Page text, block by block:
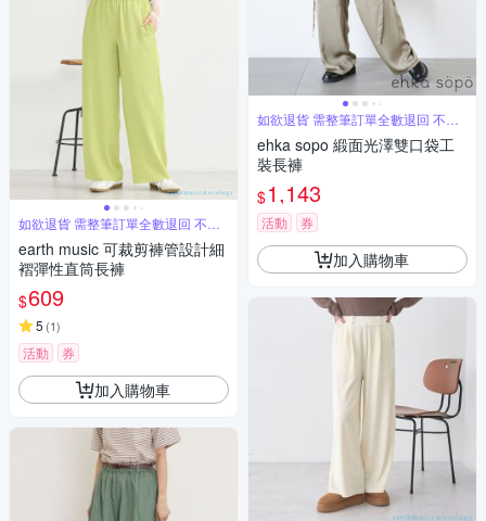
如欲退貨 需整筆訂單全數退回 不能
單退
earth music 可裁剪褲管設計細
褶彈性直筒長褲
$609
5 (1)
活動 券
加入購物車
如欲退貨 需整筆訂單全數退回 不能
單退
ehka sopo 緞面光澤雙口袋工
裝長褲
$1,143
活動 券
加入購物車